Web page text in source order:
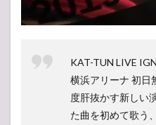
KAT-TUN LIVE
横浜アリーナ 初日
度肝抜かす新しい
た曲を初めて歌う